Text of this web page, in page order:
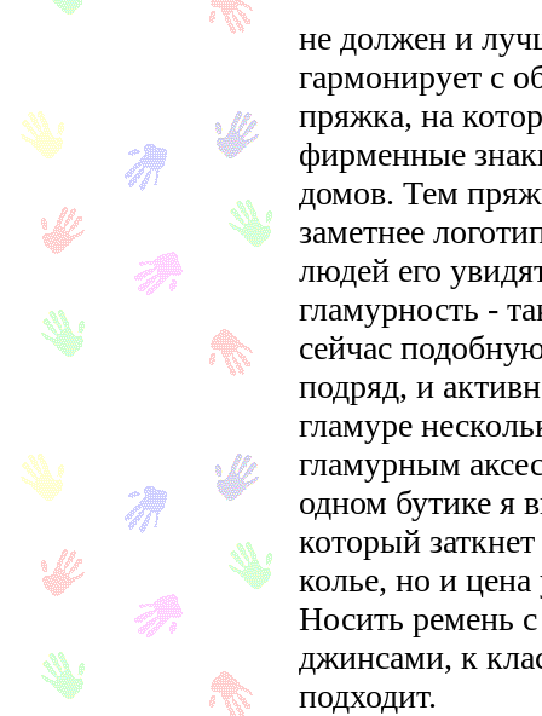
не должен и
гармонирует с
пряжка, на
фирменные
домов. Тем
заметнее
людей его
гламурность -
сейчас
подряд, и
гламуре
гламурным
одном бутике я
который
колье, но и цена
Носить ремень
джинсами, к
подходит.